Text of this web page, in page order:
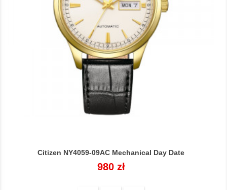
Citizen NY4059-09AC Mechanical Day Date
Cena
980 zł